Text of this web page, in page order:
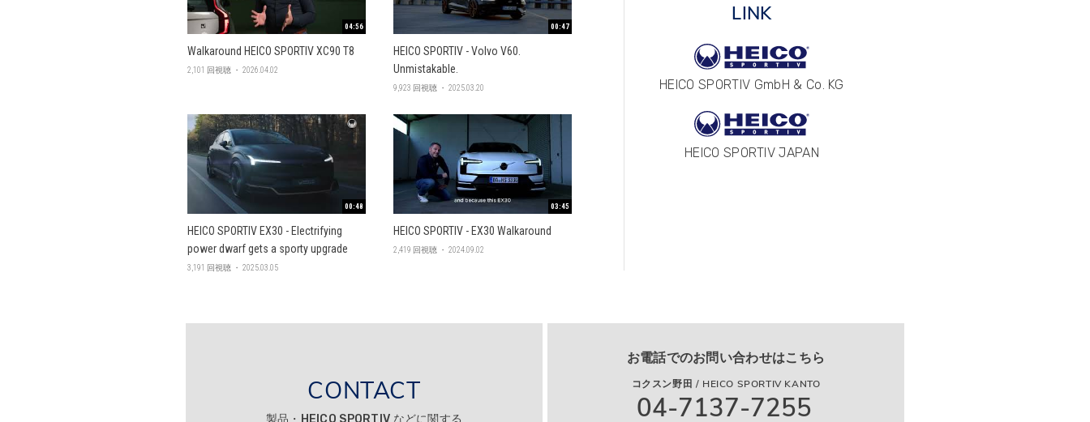
04:56
Walkaround HEICO SPORTIV XC90 T8
2,101 回視聴 ・ 2026.04.02
00:47
HEICO SPORTIV - Volvo V60.
Unmistakable.
9,923 回視聴 ・ 2025.03.20
00:48
HEICO SPORTIV EX30 - Electrifying
power dwarf gets a sporty upgrade
3,191 回視聴 ・ 2025.03.05
03:45
HEICO SPORTIV - EX30 Walkaround
2,419 回視聴 ・ 2024.09.02
LINK
HEICO SPORTIV GmbH & Co. KG
HEICO SPORTIV JAPAN
CONTACT
お電話でのお問い合わせはこちら
コクスン野田 / HEICO SPORTIV KANTO
04-7137-7255